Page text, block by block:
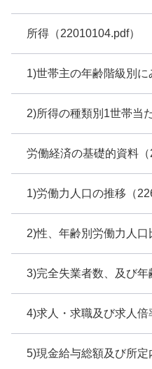
所得（22010104.pdf）
1)世帯主の年齢階級別
2)所得の種類別1世帯当
労働経済の基礎的資料（
1)労働力人口の推移（
2)性、年齢別労働力人口
3)完全失業者数、及び
4)求人・求職及び求人倍
5)現金給与総額及び所